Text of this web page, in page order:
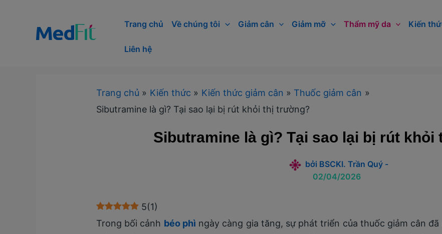
Trang chủ Về chúng tôi Giảm cân Giảm mỡ Thẩm mỹ da Kiến
Liên hệ
Trang chủ Kiến thức Kiến thức giảm cân
Thuốc giảm cân
Sibutramine là gì? Tại sao lại bị rút khỏi thị trường?
Sibutramine là gì? Tại sao lại bị rút
bởi BSCKI. Trần Quý -
02/04/2026
5(1)
Trong bối cảnh béo phì ngày càng gia tăng, sự phát triển của thuốc giảm cân